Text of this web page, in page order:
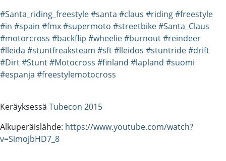
#Santa_riding_freestyle#santa #claus #riding#freestyle
#in #spain #fmx#supermoto #streetbike#Santa_Claus
#motorcross #backflip #wheelie#burnout#reindeer
#lleida #stuntfreaksteam #sft#lleidos #stuntride#drift
#Dirt#Stunt#Motocross #finland #lapland #suomi
#espanja #freestylemotocross
Keräyksessä Tubecon 2015
Alkuperäislähde: https://www.youtube.com/watch?
v=SimojbHD7_8